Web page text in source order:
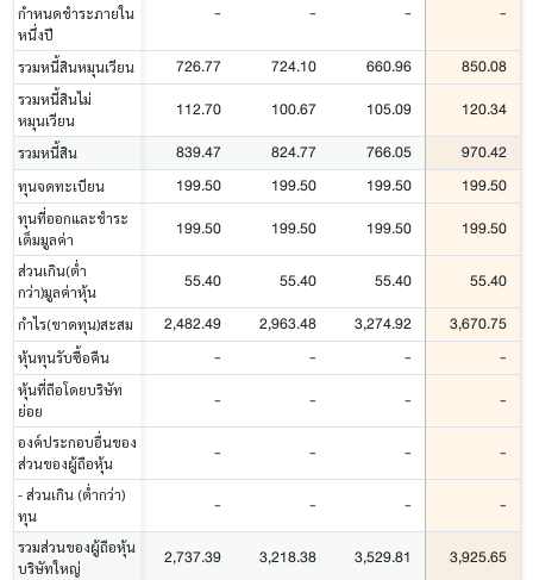
กำหนดชำระภายใน
หนึ่งปี
- - - -
รวมหนี้สินหมุนเวียน 726.77 724.10 660.96 850.08
รวมหนี้สินไม่
หมุนเวียน
112.70 100.67 105.09 120.34
รวมหนี้สิน 839.47 824.77 766.05 970.42
ทุนจดทะเบียน 199.50 199.50 199.50 199.50
ทุนที่ออกและชำระ
เต็มมูลค่า
199.50 199.50 199.50 199.50
ส่วนเกิน(ต่ำ
กว่า)มูลค่าหุ้น
55.40 55.40 55.40 55.40
กำไร(ขาดทุน)สะสม 2,482.49 2,963.48 3,274.92 3,670.75
หุ้นทุนรับซื้อคืน - - - -
หุ้นที่ถือโดยบริษัท
ย่อย
- - - -
องค์ประกอบอื่นของ
ส่วนของผู้ถือหุ้น
- - - -
- ส่วนเกิน (ต่ำกว่า)
ทุน
- - - -
รวมส่วนของผู้ถือหุ้น
บริษัทใหญ่
2,737.39 3,218.38 3,529.81 3,925.65